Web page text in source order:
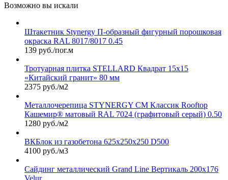
Возможно вы искали
Штакетник Stynergy П-образный фигурный порошковая
окраска RAL 8017/8017 0.45
139 руб./пог.м
Тротуарная плитка STELLARD Квадрат 15х15
«Китайский гранит» 80 мм
2375 руб./м2
Металлочерепица STYNERGY СМ Классик Rooftop
Кашемир® матовый RAL 7024 (графитовый серый) 0.50
1280 руб./м2
ВКБлок из газобетона 625x250x250 D500
4100 руб./м3
Сайдинг металлический Grand Line Вертикаль 200х176
Velur